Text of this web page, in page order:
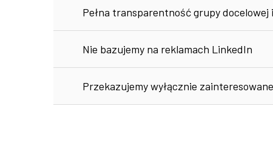
Pełna transparentność grupy docelowej
Nie bazujemy na reklamach LinkedIn
Przekazujemy wyłącznie